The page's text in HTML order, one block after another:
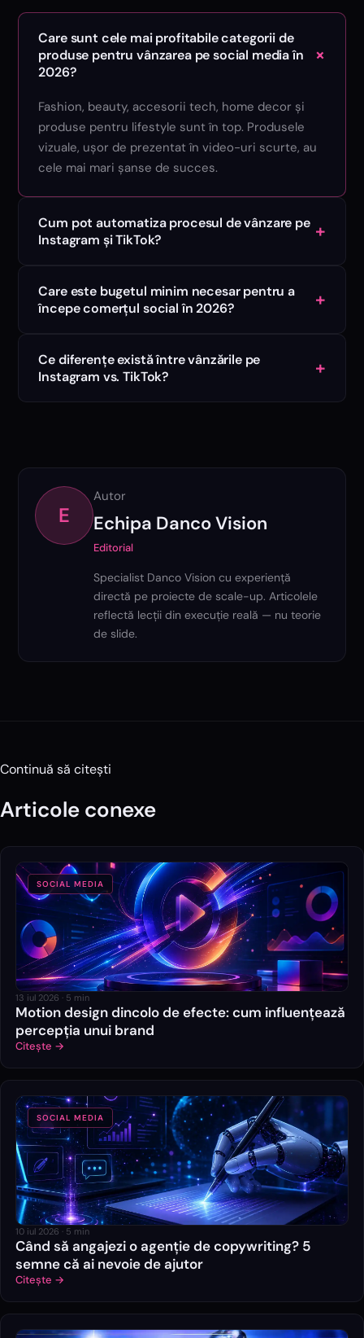
Care sunt cele mai profitabile categorii de
produse pentru vânzarea pe social media în
2026?
+
Fashion, beauty, accesorii tech, home decor și
produse pentru lifestyle sunt în top. Produsele
vizuale, ușor de prezentat în video-uri scurte, au
cele mai mari șanse de succes.
Cum pot automatiza procesul de vânzare pe
Instagram și TikTok?
+
Care este bugetul minim necesar pentru a
începe comerțul social în 2026?
+
Ce diferențe există între vânzările pe
Instagram vs. TikTok?
+
comert social media 2026
E
Autor
Echipa Danco Vision
Editorial
Specialist Danco Vision cu experiență
directă pe proiecte de scale-up. Articolele
reflectă lecții din execuție reală — nu teorie
de slide.
Continuă să citești
Articole conexe
SOCIAL MEDIA
13 iul 2026 · 5 min
Motion design dincolo de efecte: cum influențează
percepția unui brand
Citește →
SOCIAL MEDIA
10 iul 2026 · 5 min
Când să angajezi o agenție de copywriting? 5
semne că ai nevoie de ajutor
Citește →